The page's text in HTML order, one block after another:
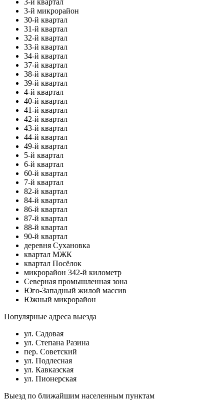
3-й квартал
3-й микрорайон
30-й квартал
31-й квартал
32-й квартал
33-й квартал
34-й квартал
37-й квартал
38-й квартал
39-й квартал
4-й квартал
40-й квартал
41-й квартал
42-й квартал
43-й квартал
44-й квартал
49-й квартал
5-й квартал
6-й квартал
60-й квартал
7-й квартал
82-й квартал
84-й квартал
86-й квартал
87-й квартал
88-й квартал
90-й квартал
деревня Сухановка
квартал МЖК
квартал Посёлок
микрорайон 342-й километр
Северная промышленная зона
Юго-Западный жилой массив
Южный микрорайон
Популярные адреса выезда
ул. Садовая
ул. Степана Разина
пер. Советский
ул. Подлесная
ул. Кавказская
ул. Пионерская
Выезд по ближайшим населенным пунктам